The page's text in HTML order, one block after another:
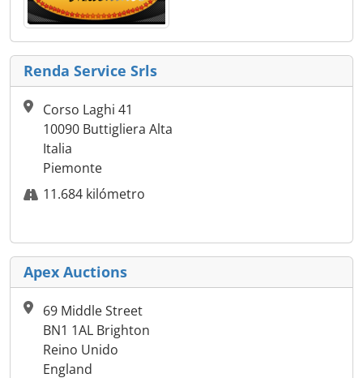
Renda Service Srls
Corso Laghi 41
10090 Buttigliera Alta
Italia
Piemonte
11.684 kilómetro
Apex Auctions
69 Middle Street
BN1 1AL Brighton
Reino Unido
England